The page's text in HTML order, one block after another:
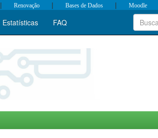
| Renovação | Bases de Dados | Moodle
Estatísticas FAQ